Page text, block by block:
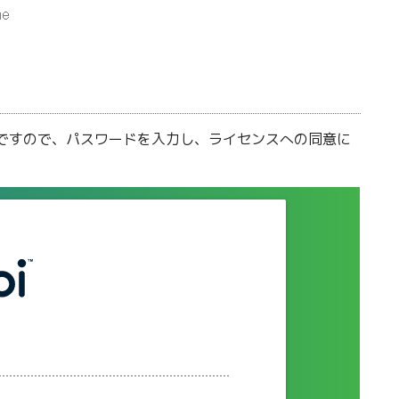
ので、パスワードを入力し、ライセンスへの同意に